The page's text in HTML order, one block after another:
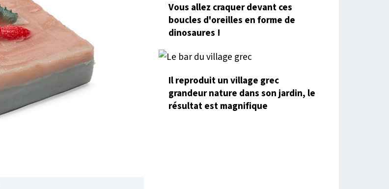
Vous allez craquer devant ces
boucles d'oreilles en forme de
dinosaures !
Il reproduit un village grec
grandeur nature dans son jardin, le
résultat est magnifique